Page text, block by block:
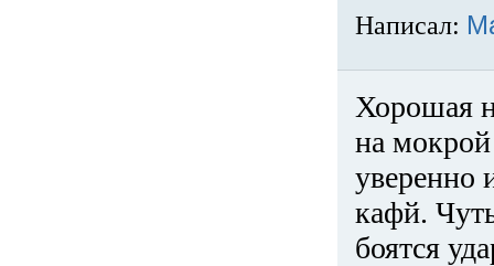
Написал:
Хорошая
на
уверенно
кафй.
боятся